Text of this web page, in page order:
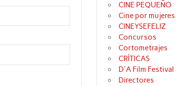
CINE PEQUEÑO
Cine por mujeres
CINEYSEFELIZ
Concursos
Cortometrajes
CRÍTICAS
D'A Film Festival
Directores